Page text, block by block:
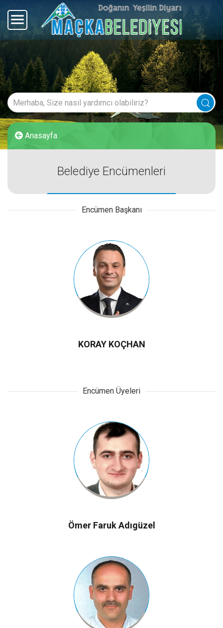
Anasayfa
Belediye Encümenleri
Encümen Başkanı
KORAY KOÇHAN
Encümen Üyeleri
Ömer Faruk Adıgüzel